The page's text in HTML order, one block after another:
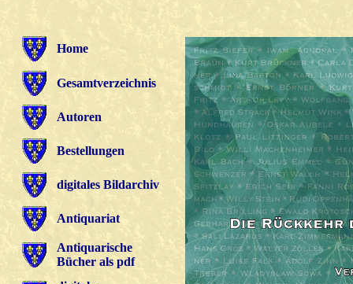
Home
Gesamtverzeichnis
Autoren
Bestellungen
digitales Bildarchiv
Antiquariat
Antiquarische
Bücher als pdf